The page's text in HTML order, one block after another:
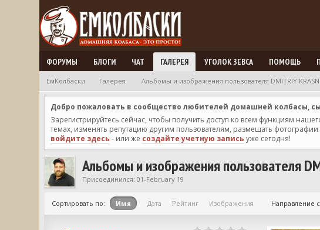
ФОРУМЫ БЛОГИ ЧАТ ГАЛЕРЕЯ УГОЛОК ЗЕВСА ПОМОЩЬ
ЕмКолбаски Галерея Альбомы и изображения пользователя DMITRIY
Добро пожаловать в сообщество любителей домашней колбасы,
Зарегистрируйтесь сейчас, чтобы получить доступ ко всем функциям
темах, изменять репутацию другим пользователям, размещать
войдите здесь - или же создайте учетную запись уже сегодня!
Альбомы и изображения пользователя
Присоединился: 01-February 19
Сортировать по: Имя Дата Рейтинг Изображения Направление